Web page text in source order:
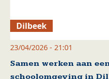
Dilbeek
23/04/2026 - 21:01
Samen werken aan
schoolomgeving in